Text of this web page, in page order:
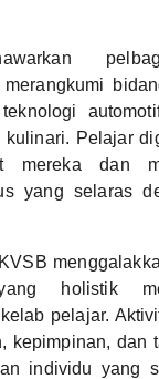
Pelajar
mereka dan
yang selaras
holistik
pelajar.
kepimpinan, dan
individu yang